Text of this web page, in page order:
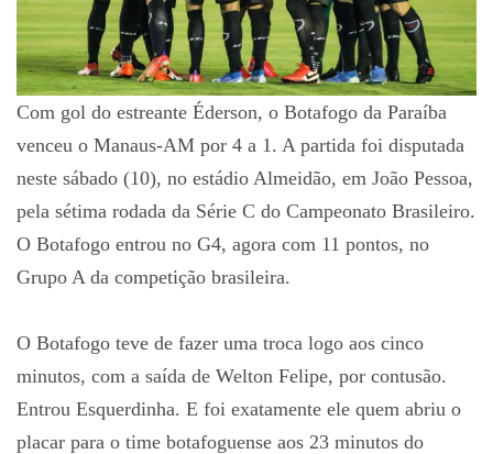
Com gol do estreante Éderson, o Botafogo da Paraíba
venceu o Manaus-AM por 4 a 1. A partida foi disputada
neste sábado (10), no estádio Almeidão, em João Pessoa,
pela sétima rodada da Série C do Campeonato Brasileiro.
O Botafogo entrou no G4, agora com 11 pontos, no
Grupo A da competição brasileira.
O Botafogo teve de fazer uma troca logo aos cinco
minutos, com a saída de Welton Felipe, por contusão.
Entrou Esquerdinha. E foi exatamente ele quem abriu o
placar para o time botafoguense aos 23 minutos do